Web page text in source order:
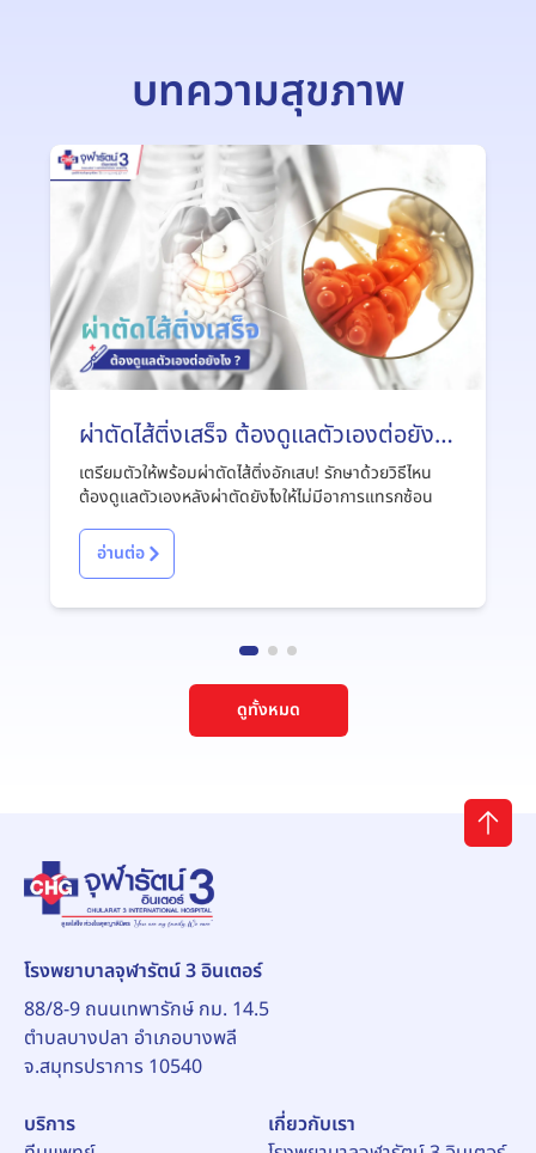
บทความสุขภาพ
ผ่าตัดไส้ติ่งเสร็จ ต้องดูแลตัวเองต่อยังไง
?
เตรียมตัวให้พร้อมผ่าตัดไส้ติ่งอักเสบ! รักษาด้วยวิธีไหน
ต้องดูแลตัวเองหลังผ่าตัดยังไงให้ไม่มีอาการแทรกซ้อน
อ่านต่อ
ดูทั้งหมด
โรงพยาบาลจุฬารัตน์ 3 อินเตอร์
88/8-9 ถนนเทพารักษ์ กม. 14.5
ตำบลบางปลา อำเภอบางพลี
จ.สมุทรปราการ 10540
บริการ
เกี่ยวกับเรา